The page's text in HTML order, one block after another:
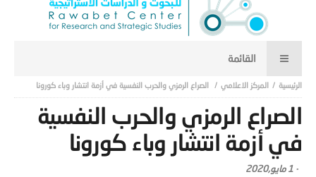
المركز الاعلامي الصراع الرمزي والحرب النفسية في أزمة انتشار وباء كورونا
الصراع الرمزي والحرب النفسية
في أزمة انتشار وباء كورونا
- 1 مايو,2020